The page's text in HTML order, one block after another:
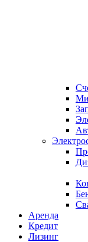
Аренда
Кредит
Лизинг